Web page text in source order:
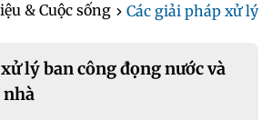
& Cuộc sống Các giải pháp xử lý
lý ban công đọng nước và
nhà